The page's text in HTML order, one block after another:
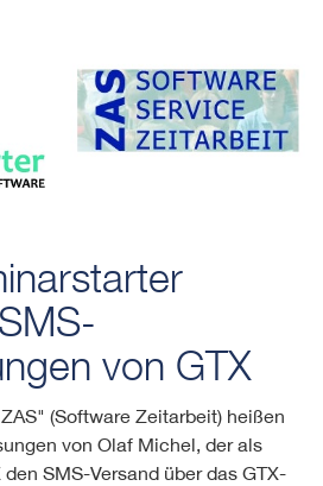
von GTX
(Software Zeitarbeit) heißen
von Olaf Michel, der als
SMS-Versand über das GTX-